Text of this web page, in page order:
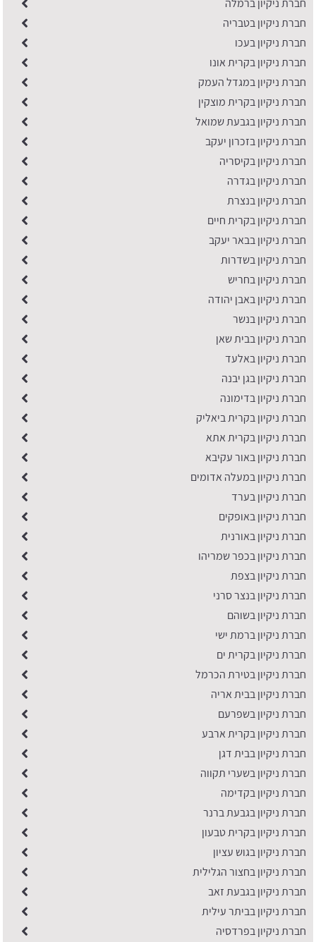
חברת ניקיון בטבריה
חברת ניקיון בעכו
חברת ניקיון בקרית אונו
חברת ניקיון במגדל העמק
חברת ניקיון בקרית מוצקין
חברת ניקיון בגבעת שמואל
חברת ניקיון בזכרון יעקב
חברת ניקיון בקיסריה
חברת ניקיון בגדרה
חברת ניקיון בנצרת
חברת ניקיון בקרית חיים
חברת ניקיון בבאר יעקב
חברת ניקיון בשדרות
חברת ניקיון בחריש
חברת ניקיון באבן יהודה
חברת ניקיון בנשר
חברת ניקיון בבית שאן
חברת ניקיון באלעד
חברת ניקיון בגן יבנה
חברת ניקיון בדימונה
חברת ניקיון בקרית ביאליק
חברת ניקיון בקרית אתא
חברת ניקיון באור עקיבא
חברת ניקיון במעלה אדומים
חברת ניקיון בערד
חברת ניקיון באופקים
חברת ניקיון באורנית
חברת ניקיון בכפר שמריהו
חברת ניקיון בצפת
חברת ניקיון בנצר סרני
חברת ניקיון בשוהם
חברת ניקיון ברמת ישי
חברת ניקיון בקרית ים
חברת ניקיון בטירת הכרמל
חברת ניקיון בבית אריה
חברת ניקיון בשפרעם
חברת ניקיון בקרית ארבע
חברת ניקיון בבית דגן
חברת ניקיון בשערי תקווה
חברת ניקיון בקדימה
חברת ניקיון בגבעת ברנר
חברת ניקיון בקרית טבעון
חברת ניקיון בגוש עציון
חברת ניקיון בחצור הגלילית
חברת ניקיון בגבעת זאב
חברת ניקיון בביתר עילית
חברת ניקיון בפרדסיה